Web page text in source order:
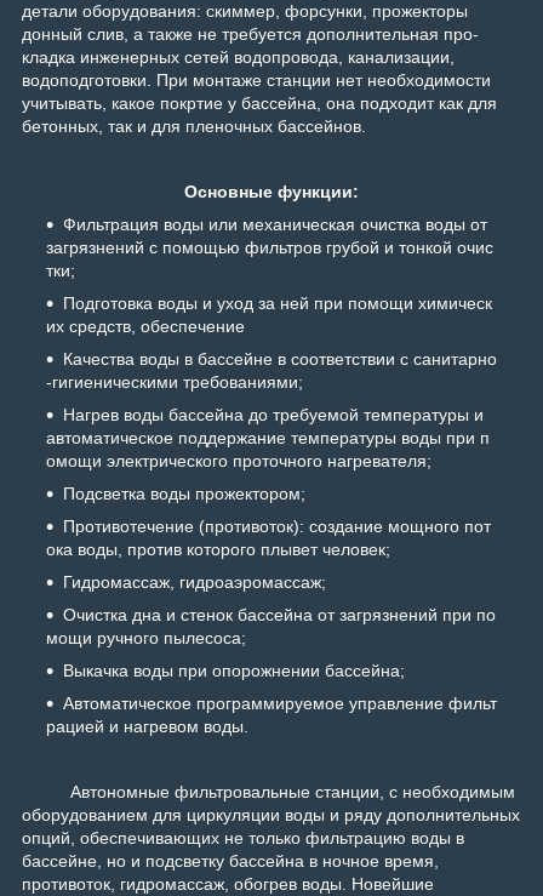
детали обору­дования: скиммер, форсунки, прожекторы
донный слив, а также не требуется дополнительная про­
кладка инженерных сетей водо­провода, канализации,
водоподготовки. При монтаже станции нет необходимости
учитывать, какое покртие у бассейна, она подходит как для
бетонных, так и для пленочных бассейнов.
Основные функции:
Фильтрация воды или механическая очистка воды от
загрязнений с помощью фильтров грубой и тонкой очис
тки;
Подготовка воды и уход за ней при помощи химическ
их средств, обеспечение
Качества воды в бассейне в соответствии с санитарно
-гигиеническими требованиями;
Нагрев воды бассейна до требуемой температуры и
автоматическое поддержание температуры воды при п
омощи электрического проточного нагревателя;
Подсветка воды прожектором;
Противотечение (противоток): создание мощного пот
ока воды, против которого плывет человек;
Гидромассаж, гидроаэромассаж;
Очистка дна и стенок бассейна от загрязнений при по
мощи ручного пылесоса;
Выкачка воды при опорожнении бассейна;
Автоматическое программируемое управление фильт
рацией и нагревом воды.
Автономные фильтровальные станции, с необходимым
оборудованием для циркуляции воды и ряду дополнительных
опций, обеспечивающих не только фильтрацию воды в
бассейне, но и подсветку бассейна в ночное время,
противоток, гидромассаж, обогрев воды. Новейшие